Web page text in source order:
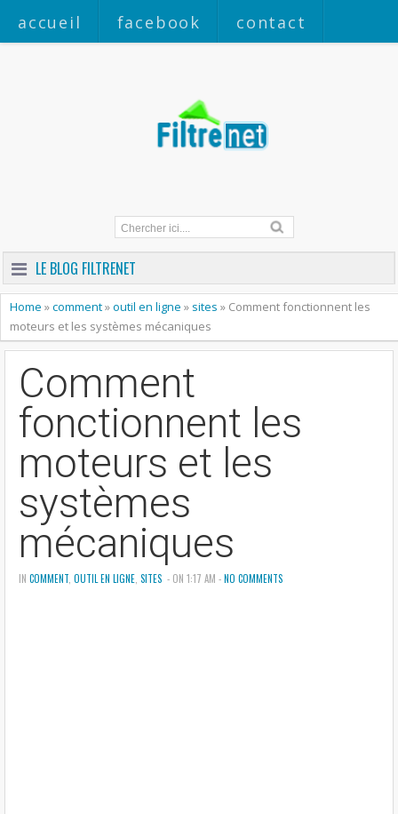
accueil facebook contact
LE BLOG FILTRENET
Home »comment»outil en ligne » sites » Comment fonctionnent les
moteurs et les systèmes mécaniques
Comment
fonctionnent les
moteurs et les
systèmes
mécaniques
IN COMMENT OUTIL EN LIGNE SITES - ON 1:17 AM -NO COMMENTS